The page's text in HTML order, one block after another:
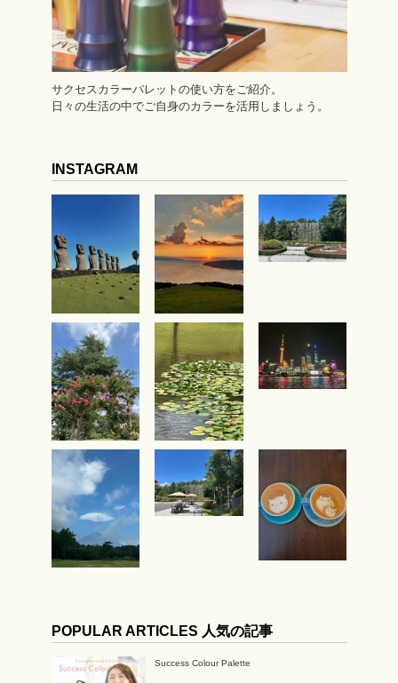
サクセスカラーパレットの使い方をご紹介。
日々の生活の中でご自身のカラーを活用しましょう。
INSTAGRAM
POPULAR ARTICLES 人気の記事
Success Colour Palette